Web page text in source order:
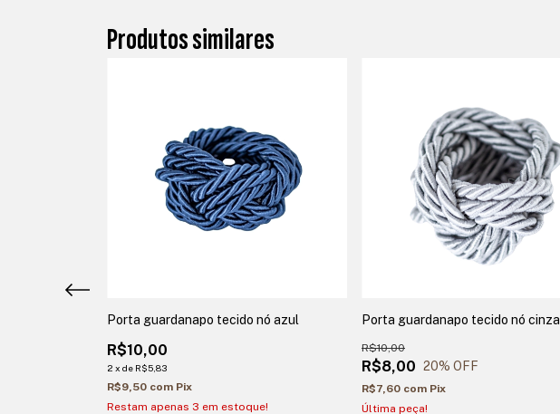
Produtos similares
Porta guardanapo tecido nó azul
R$10,00
2 x de R$5,83
R$9,50 com Pix
Restam apenas 3 em estoque!
Porta guardanapo tecido nó cinza
R$8,00
R$10,00
20% OFF
R$7,60 com Pix
Última peça!